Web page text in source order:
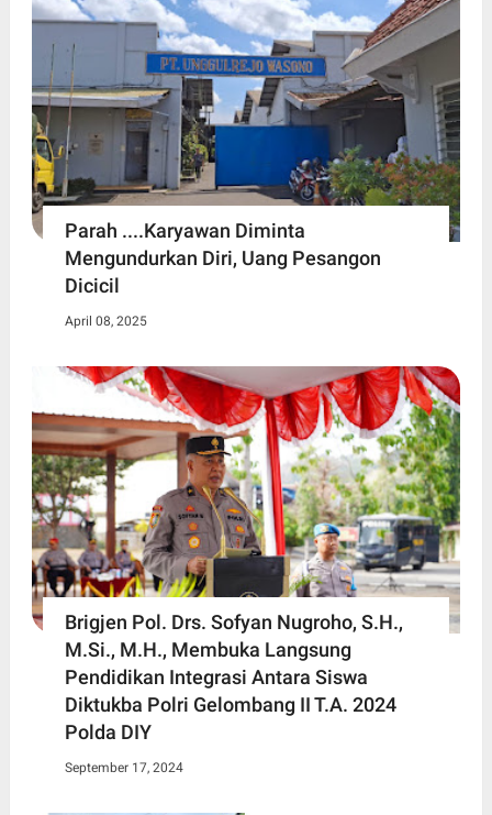
Parah ....Karyawan Diminta
Mengundurkan Diri, Uang Pesangon
Dicicil
April 08, 2025
Brigjen Pol. Drs. Sofyan Nugroho, S.H.,
M.Si., M.H., Membuka Langsung
Pendidikan Integrasi Antara Siswa
Diktukba Polri Gelombang II T.A. 2024
Polda DIY
September 17, 2024